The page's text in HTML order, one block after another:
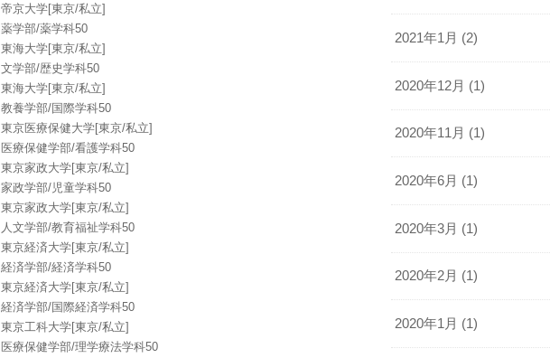
帝京大学[東京/私立]
薬学部/薬学科50
東海大学[東京/私立]
文学部/歴史学科50
東海大学[東京/私立]
教養学部/国際学科50
東京医療保健大学[東京/私立]
医療保健学部/看護学科50
東京家政大学[東京/私立]
家政学部/児童学科50
東京家政大学[東京/私立]
人文学部/教育福祉学科50
東京経済大学[東京/私立]
経済学部/経済学科50
東京経済大学[東京/私立]
経済学部/国際経済学科50
東京工科大学[東京/私立]
医療保健学部/理学療法学科50
2021年1月 (2)
2020年12月 (1)
2020年11月 (1)
2020年6月 (1)
2020年3月 (1)
2020年2月 (1)
2020年1月 (1)